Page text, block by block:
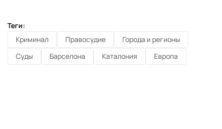
Теги:
Криминал
Правосудие
Города и регионы
Суды
Барселона Каталония Европа